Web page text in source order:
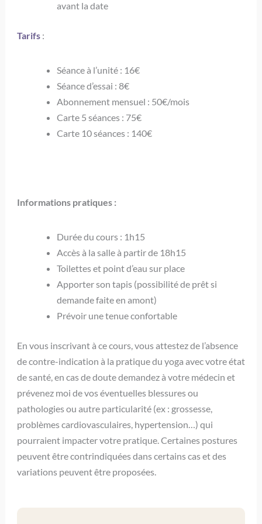
avant la date
Tarifs:
Séance à l’unité : 16€
Séance d’essai : 8€
Abonnement mensuel : 50€/mois
Carte 5 séances : 75€
Carte 10 séances : 140€
Informations pratiques :
Durée du cours : 1h15
Accès à la salle à partir de 18h15
Toilettes et point d’eau sur place
Apporter son tapis (possibilité de prêt si
demande faite en amont)
Prévoir une tenue confortable
En vous inscrivant à ce cours, vous attestez de l’absence
de contre-indication à la pratique du yoga avec votre état
de santé, en cas de doute demandez à votre médecin et
prévenez moi de vos éventuelles blessures ou
pathologies ou autre particularité (ex : grossesse,
problèmes cardiovasculaires, hypertension…) qui
pourraient impacter votre pratique. Certaines postures
peuvent être contrindiquées dans certains cas et des
variations peuvent être proposées.